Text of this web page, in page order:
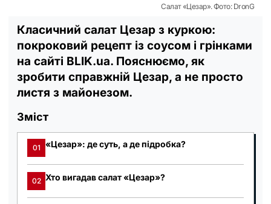
Салат «Цезар». Фото: DronG
Класичний салат Цезар з куркою:
покроковий рецепт із соусом і грінками
на сайті BLIK.ua. Пояснюємо, як
зробити справжній Цезар, а не просто
листя з майонезом.
Зміст
01 «Цезар»: де суть, а де підробка?
02 Хто вигадав салат «Цезар»?